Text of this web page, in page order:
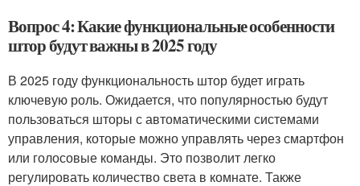
Вопрос 4: Какие функциональные особенности
штор будут важны в 2025 году
В 2025 году функциональность штор будет играть
ключевую роль. Ожидается, что популярностью будут
пользоваться шторы с автоматическими системами
управления, которые можно управлять через смартфон
или голосовые команды. Это позволит легко
регулировать количество света в комнате. Также